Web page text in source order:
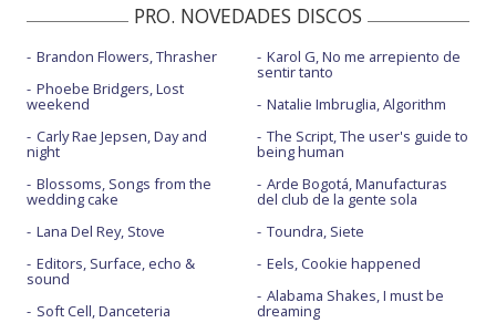
PRO. NOVEDADES DISCOS
Brandon Flowers, Thrasher
Phoebe Bridgers, Lost
weekend
Carly Rae Jepsen, Day and
night
Blossoms, Songs from the
wedding cake
Lana Del Rey, Stove
Editors, Surface, echo &
sound
Soft Cell, Danceteria
Karol G, No me arrepiento de
sentir tanto
Natalie Imbruglia, Algorithm
The Script, The user's guide to
being human
Arde Bogotá, Manufacturas
del club de la gente sola
Toundra, Siete
Eels, Cookie happened
Alabama Shakes, I must be
dreaming